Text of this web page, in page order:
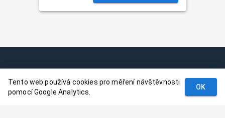
Tento web používá cookies pro měření návštěvnosti
pomocí Google Analytics.
OK
Kontakt